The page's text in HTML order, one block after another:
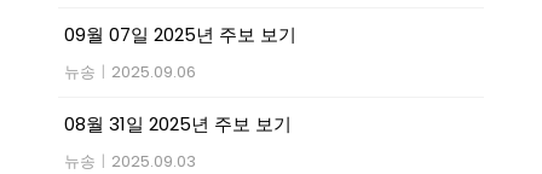
09월 07일 2025년 주보 보기
뉴송 | 2025.09.06
08월 31일 2025년 주보 보기
뉴송 | 2025.09.03